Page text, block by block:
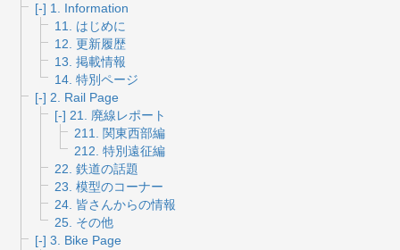
[-] 1. Information
11. はじめに
12. 更新履歴
13. 掲載情報
14. 特別ページ
[-] 2. Rail Page
[-] 21. 廃線レポート
211. 関東西部編
212. 特別遠征編
22. 鉄道の話題
23. 模型のコーナー
24. 皆さんからの情報
25. その他
[-] 3. Bike Page